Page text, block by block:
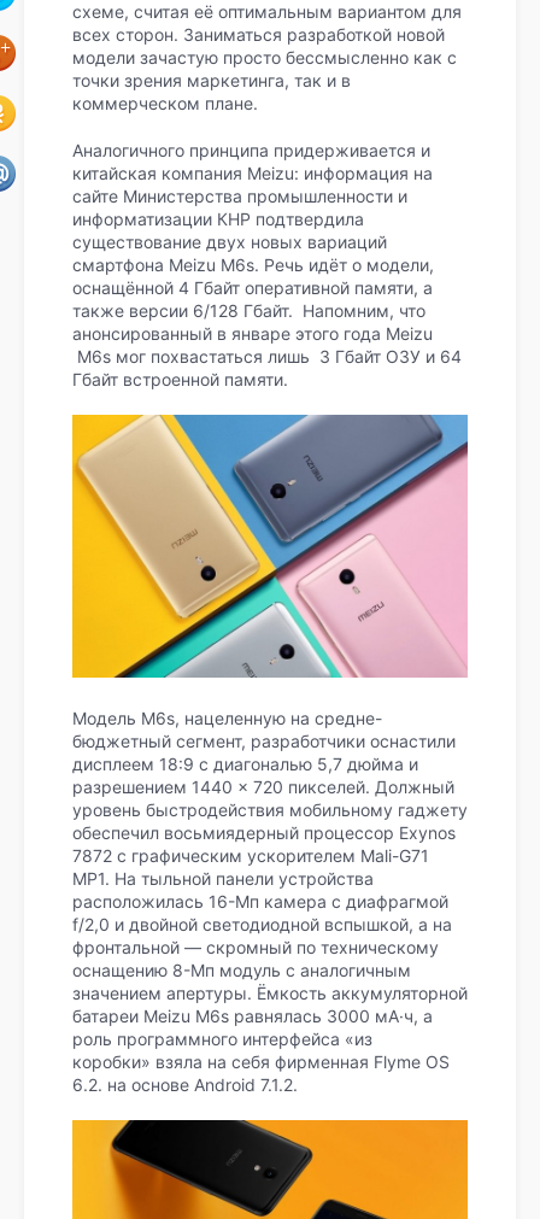
схеме, считая её оптимальным вариантом для
всех сторон. Заниматься разработкой новой
модели зачастую просто бессмысленно как с
точки зрения маркетинга, так и в
коммерческом плане.
Аналогичного принципа придерживается и
китайская компания Meizu: информация на
сайте Министерства промышленности и
информатизации КНР подтвердила
существование двух новых вариаций
смартфона Meizu M6s. Речь идёт о модели,
оснащённой 4 Гбайт оперативной памяти, а
также версии 6/128 Гбайт. Напомним, что
анонсированный в январе этого года Meizu
M6s мог похвастаться лишь 3 Гбайт ОЗУ и 64
Гбайт встроенной памяти.
Модель M6s, нацеленную на средне-
бюджетный сегмент, разработчики оснастили
дисплеем 18:9 с диагональю 5,7 дюйма и
разрешением 1440 × 720 пикселей. Должный
уровень быстродействия мобильному гаджету
обеспечил восьмиядерный процессор Exynos
7872 с графическим ускорителем Mali-G71
MP1. На тыльной панели устройства
расположилась 16-Мп камера с диафрагмой
f/2,0 и двойной светодиодной вспышкой, а на
фронтальной — скромный по техническому
оснащению 8-Мп модуль с аналогичным
значением апертуры. Ёмкость аккумуляторной
батареи Meizu M6s равнялась 3000 мА·ч, а
роль программного интерфейса «из
коробки» взяла на себя фирменная Flyme OS
6.2. на основе Android 7.1.2.